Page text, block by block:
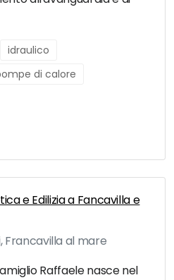
idraulico
di calore
e Edilizia a Fancavilla e
Francavilla al mare
Raffaele nasce nel